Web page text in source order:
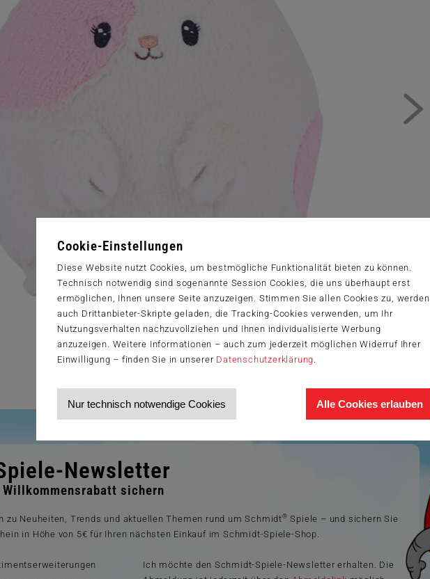
Cookie-Einstellungen
Diese Website nutzt Cookies, um bestmögliche Funktionalität bieten zu können.
Technisch notwendig sind sogenannte Session Cookies, die uns überhaupt erst
ermöglichen, Ihnen unsere Seite anzuzeigen. Stimmen Sie allen Cookies zu, werden
auch Drittanbieter-Skripte geladen, die Tracking-Cookies verwenden, um Ihr
Nutzungsverhalten nachzuvollziehen und Ihnen individualisierte Werbung
anzuzeigen. Weitere Informationen – auch zum jederzeit möglichen Widerruf Ihrer
Einwilligung – finden Sie in unserer Datenschutzerklärung
Nur technisch notwendige Cookies Alle Cookies erlauben
Newsletter
sichern
zu Neuheiten, Trends und aktuellen Themen rund um Schmidt® Spiele – und sichern Sie
in Höhe von 5€ für Ihren nächsten Einkauf im Schmidt-Spiele-Shop.
Ich möchte den Schmidt-Spiele-Newsletter erhalten. Die